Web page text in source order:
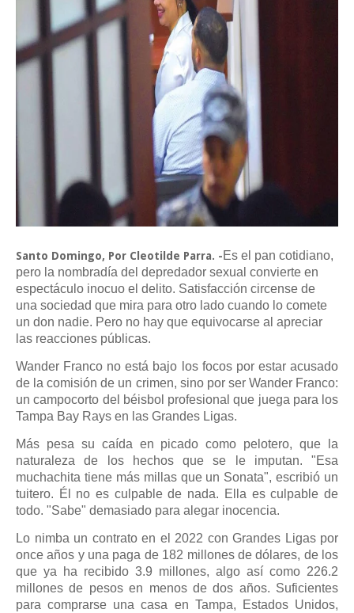
Santo Domingo, Por Cleotilde Parra. -Es el pan cotidiano,
pero la nombradía del depredador sexual convierte en
espectáculo inocuo el delito. Satisfacción circense de
una sociedad que mira para otro lado cuando lo comete
un don nadie. Pero no hay que equivocarse al apreciar
las reacciones públicas.
Wander Franco no está bajo los focos por estar acusado
de la comisión de un crimen, sino por ser Wander Franco:
un campocorto del béisbol profesional que juega para los
Tampa Bay Rays en las Grandes Ligas.
Más pesa su caída en picado como pelotero, que la
naturaleza de los hechos que se le imputan. "Esa
muchachita tiene más millas que un Sonata", escribió un
tuitero. Él no es culpable de nada. Ella es culpable de
todo. "Sabe" demasiado para alegar inocencia.
Lo nimba un contrato en el 2022 con Grandes Ligas por
once años y una paga de 182 millones de dólares, de los
que ya ha recibido 3.9 millones, algo así como 226.2
millones de pesos en menos de dos años. Suficientes
para comprarse una casa en Tampa, Estados Unidos,